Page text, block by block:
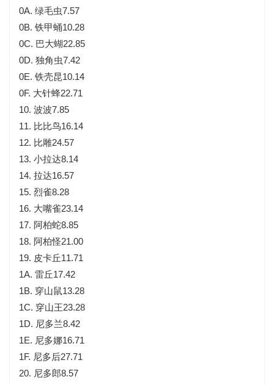
0A. 绿毛虫7.57
0B. 铁甲蛹10.28
0C. 巴大蝴22.85
0D. 独角虫7.42
0E. 铁壳昆10.14
0F. 大针蜂22.71
10. 波波7.85
11. 比比鸟16.14
12. 比雕24.57
13. 小拉达8.14
14. 拉达16.57
15. 烈雀8.28
16. 大嘴雀23.14
17. 阿柏蛇8.85
18. 阿柏怪21.00
19. 皮卡丘11.71
1A. 雷丘17.42
1B. 穿山鼠13.28
1C. 穿山王23.28
1D. 尼多兰8.42
1E. 尼多娜16.71
1F. 尼多后27.71
20. 尼多郎8.57